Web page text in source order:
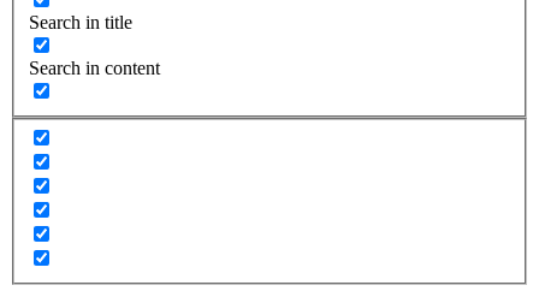
Search in title
Search in content